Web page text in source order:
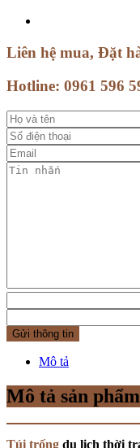
Liên hệ mua, Đặt
Hotline: 0961 596
Mô tả
Mô tả sản phẩm
Túi trống du lịch thời